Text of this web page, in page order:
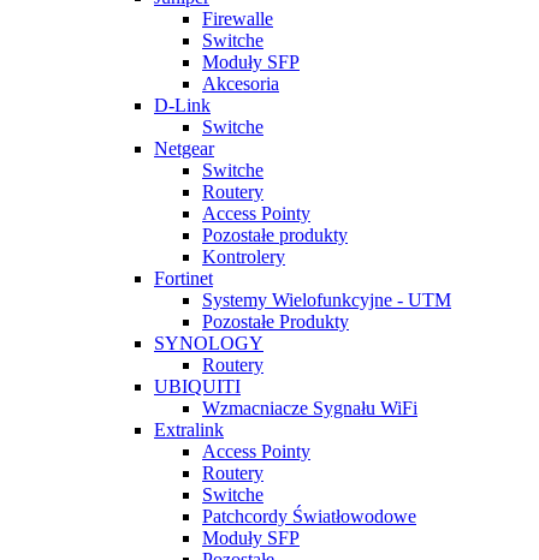
Firewalle
Switche
Moduły SFP
Akcesoria
D-Link
Switche
Netgear
Switche
Routery
Access Pointy
Pozostałe produkty
Kontrolery
Fortinet
Systemy Wielofunkcyjne - UTM
Pozostałe Produkty
SYNOLOGY
Routery
UBIQUITI
Wzmacniacze Sygnału WiFi
Extralink
Access Pointy
Routery
Switche
Patchcordy Światłowodowe
Moduły SFP